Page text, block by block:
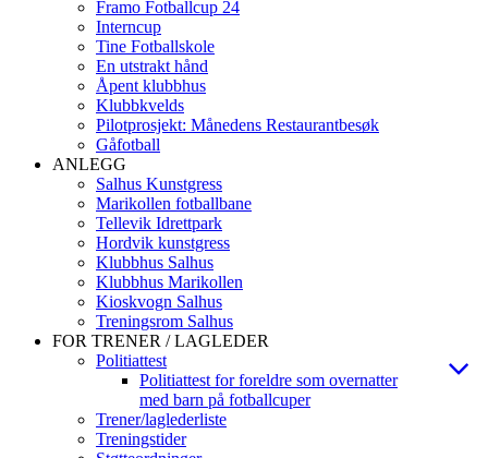
Framo Fotballcup 24
Interncup
Tine Fotballskole
En utstrakt hånd
Åpent klubbhus
Klubbkvelds
Pilotprosjekt: Månedens Restaurantbesøk
Gåfotball
ANLEGG
Salhus Kunstgress
Marikollen fotballbane
Tellevik Idrettpark
Hordvik kunstgress
Klubbhus Salhus
Klubbhus Marikollen
Kioskvogn Salhus
Treningsrom Salhus
FOR TRENER / LAGLEDER
Politiattest
Politiattest for foreldre som overnatter
med barn på fotballcuper
Trener/laglederliste
Treningstider